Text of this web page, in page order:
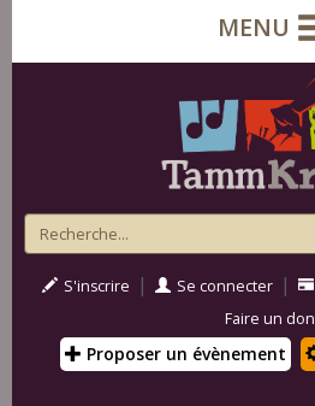
MENU
S'inscrire | Se connecter |
Faire un don
Proposer un évènement